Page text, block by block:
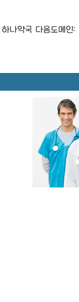
하나약국 다음도메인: